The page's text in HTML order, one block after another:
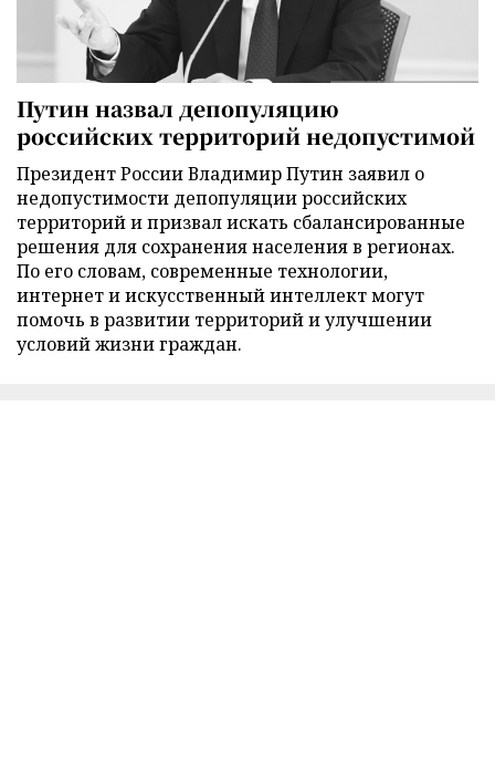
Путин назвал депопуляцию
российских территорий недопустимой
Президент России Владимир Путин заявил о
недопустимости депопуляции российских
территорий и призвал искать сбалансированные
решения для сохранения населения в регионах.
По его словам, современные технологии,
интернет и искусственный интеллект могут
помочь в развитии территорий и улучшении
условий жизни граждан.